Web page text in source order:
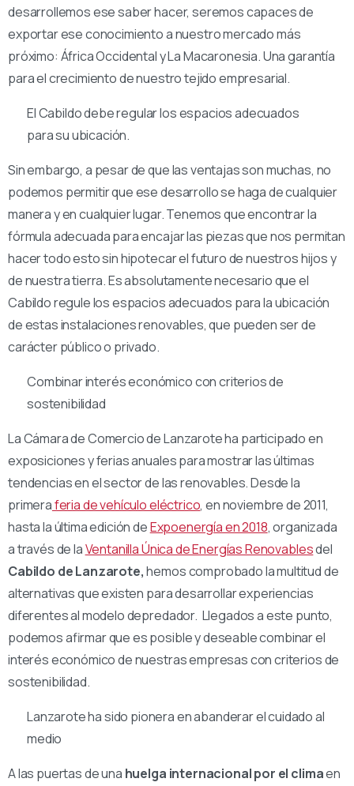
desarrollemos ese saber hacer, seremos capaces de
exportar ese conocimiento a nuestro mercado más
próximo: África Occidental y La Macaronesia. Una garantía
para el crecimiento de nuestro tejido empresarial.
El Cabildo debe regular los espacios adecuados
para su ubicación.
Sin embargo, a pesar de que las ventajas son muchas, no
podemos permitir que ese desarrollo se haga de cualquier
manera y en cualquier lugar. Tenemos que encontrar la
fórmula adecuada para encajar las piezas que nos permitan
hacer todo esto sin hipotecar el futuro de nuestros hijos y
de nuestra tierra. Es absolutamente necesario que el
Cabildo regule los espacios adecuados para la ubicación
de estas instalaciones renovables, que pueden ser de
carácter público o privado.
Combinar interés económico con criterios de
sostenibilidad
La Cámara de Comercio de Lanzarote ha participado en
exposiciones y ferias anuales para mostrar las últimas
tendencias en el sector de las renovables. Desde la
primeraferia de vehículo eléctrico, en noviembre de 2011,
hasta la última edición deExpoenergía en 2018, organizada
a través de laVentanilla Única de Energías Renovablesdel
Cabildo de Lanzarote,hemos comprobado la multitud de
alternativas que existen para desarrollar experiencias
diferentes al modelo depredador. Llegados a este punto,
podemos afirmar que es posible y deseable combinar el
interés económico de nuestras empresas con criterios de
sostenibilidad.
Lanzarote ha sido pionera en abanderar el cuidado al
medio
A las puertas de una huelga internacional por el climaen